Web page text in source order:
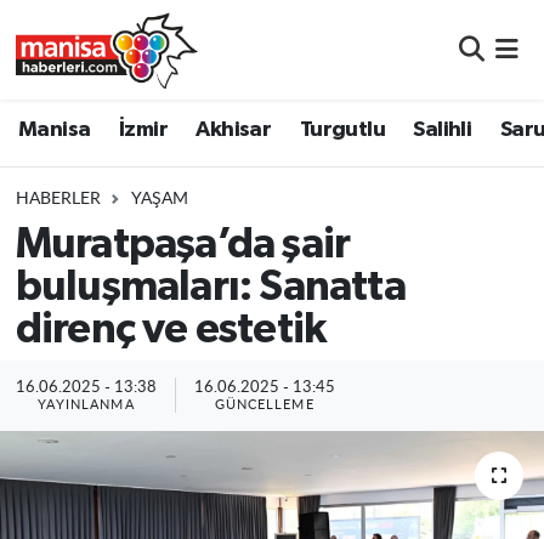
Manisa İzmir Akhisar Turgutlu Salihli
HABERLER YAŞAM
Muratpaşa’da şair
buluşmaları: Sanatta
direnç ve estetik
16.06.2025 - 13:38
YAYINLANMA
16.06.2025 - 13:45
GÜNCELLEME
Turgutlu
Salihli
Saruhanlı
Resmi İlanlar
Manisa Nöbetçi Eczaneler
Manisa Trafik Yoğunluk Haritası
Süper Lig Puan Durumu ve Fikstür
Tüm Manşetler
Son Dakika Haberleri
Haber Arşivi